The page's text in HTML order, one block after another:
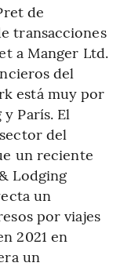
de
transacciones
a Manger Ltd.
del
está muy por
París. El
del
un reciente
Lodging
un
por viajes
2021 en
un